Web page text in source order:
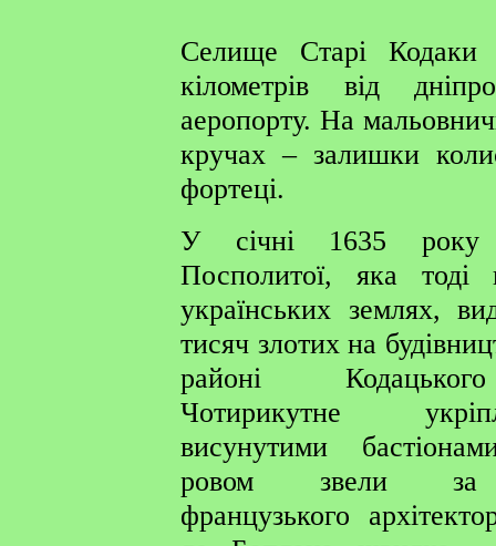
Селище Старі Кодаки
кілометрів від
аеропорту. На
кручах – залишки
фортеці.
У січні 1635 року
Посполитої, яка тоді
українських землях,
тисяч злотих на
районі
Чотирикутне
висунутими
ровом звели за
французького